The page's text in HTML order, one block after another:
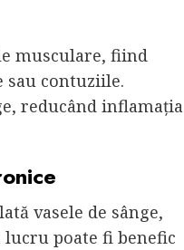
musculare, fiind
sau contuziile.
reducând inflamația
vasele de sânge,
poate fi benefic